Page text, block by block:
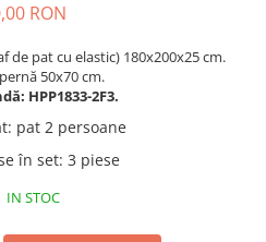
RON
de pat cu elastic) 180x200x25 cm.
50x70 cm.
HPP1833-2F3.
: pat 2 persoane
în set: 3 piese
IN STOC